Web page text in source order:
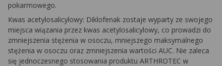
pokarmowego.
Kwas acetylosalicylowy: Diklofenak zostaje wyparty ze swojego
miejsca wiązania przez kwas acetylosalicylowy, co prowadzi do
zmniejszenia stężenia w osoczu, mniejszego maksymalnego
stężenia w osoczu oraz zmniejszenia wartości AUC. Nie zaleca
się jednoczesnego stosowania produktu ARTHROTEC w